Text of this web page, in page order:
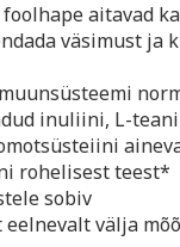
aitavad
väsimust
inuliini, L-
rohelisest teest*
sobiv
välja